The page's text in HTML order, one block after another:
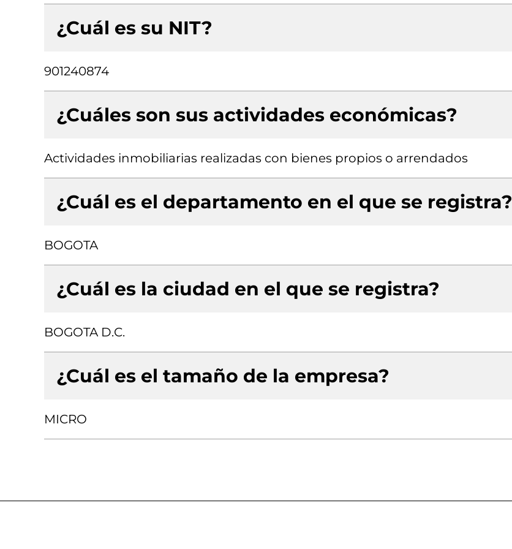
¿Cuál es su NIT?
901240874
¿Cuáles son sus actividades económicas?
Actividades inmobiliarias realizadas con bienes propios o arrendados
¿Cuál es el departamento en el que se registra?
BOGOTA
¿Cuál es la ciudad en el que se registra?
BOGOTA D.C.
¿Cuál es el tamaño de la empresa?
MICRO